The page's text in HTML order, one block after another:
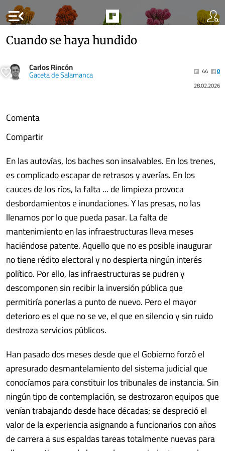
menu_open
Cuando se haya hundido
Carlos Rincón
Gaceta de Salamanca 44
0
28.02.2026
Comenta
Compartir
En las autovías, los baches son insalvables. En los trenes,
es complicado escapar de retrasos y averías. En los
cauces de los ríos, la falta ... de limpieza provoca
desbordamientos e inundaciones. Y las presas, no las
llenamos por lo que pueda pasar. La falta de
mantenimiento en las infraestructuras lleva meses
haciéndose patente. Aquello que no es posible inaugurar
no tiene rédito electoral y no despierta ningún interés
político. Por ello, las infraestructuras se pudren y
descomponen sin recibir la inversión pública que
permitiría ponerlas a punto de nuevo. Pero el mayor
deterioro es el que no se ve, el que en silencio y sin ruido
destroza servicios públicos.
Han pasado dos meses desde que el Gobierno forzó el
apresurado desmantelamiento del sistema judicial que
conocíamos para constituir los tribunales de instancia. Sin
ningún tipo de contemplación, se destrozaron equipos que
venían trabajando desde hace décadas; se despreció el
valor de la experiencia asignando a funcionarios con años
de carrera a sus espaldas tareas totalmente nuevas para